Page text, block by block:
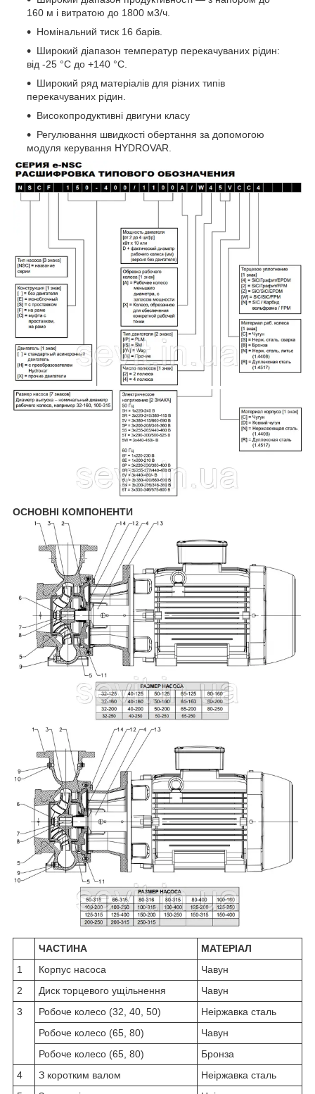
160 м і витратою до 1800 м3/ч.
Номінальний тиск 16 барів.
Широкий діапазон температур перекачуваних рідин:
від -25 °C до +140 °C.
Широкий ряд матеріалів для різних типів
перекачуваних рідин.
Високопродуктивні двигуни класу
Регулювання швидкості обертання за допомогою
модуля керування HYDROVAR.
ОСНОВНІ КОМПОНЕНТИ
ЧАСТИНА
МАТЕРІАЛ
1
Корпус насоса
Чавун
2
Диск торцевого ущільнення
Чавун
3
Робоче колесо (32, 40, 50)
Неіржавка сталь
Робоче колесо (65, 80)
Чавун
Робоче колесо (65, 80)
Бронза
4
З коротким валом
Неіржавка сталь